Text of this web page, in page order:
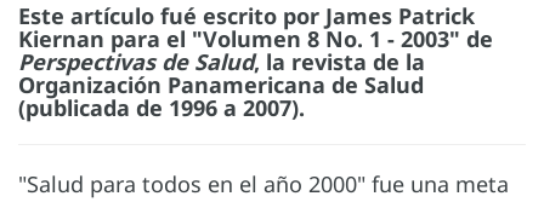
Este artículo fué escrito por James Patrick
Kiernan para el "Volumen 8 No. 1 - 2003" de
Perspectivas de Salud, la revista de la
Organización Panamericana de Salud
(publicada de 1996 a 2007).
"Salud para todos en el año 2000" fue una meta